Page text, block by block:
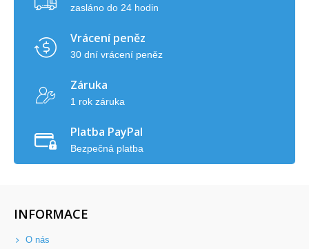
zasláno do 24 hodin
Vrácení peněz
30 dní vrácení peněz
Záruka
1 rok záruka
Platba PayPal
Bezpečná platba
INFORMACE
O nás